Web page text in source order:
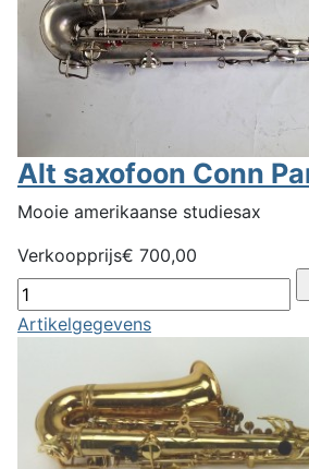
Alt saxofoon Conn
Mooie amerikaanse studiesax
Verkoopprijs€ 700,00
Artikelgegevens